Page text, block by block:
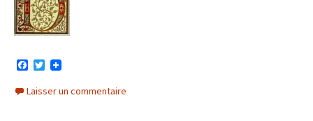
c
e
T
i
t
Laisser un commentaire